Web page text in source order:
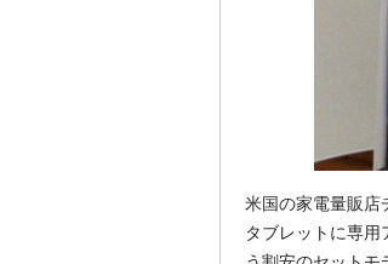
米国の家電量販店
タブレットに専